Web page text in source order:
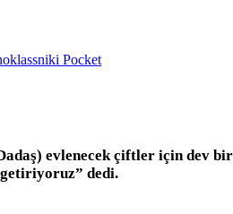
Pocket
evlenecek çiftler için
dedi.